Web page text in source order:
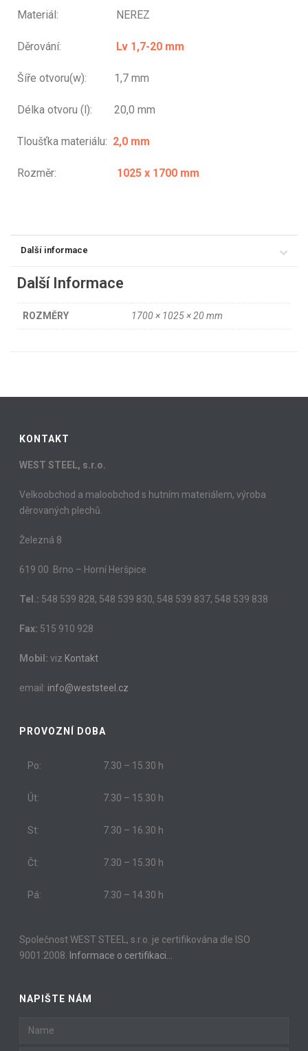
Materiál: NEREZ
Děrování: Lv 1,7-20 mm
Šíře otvoru(w): 1,7 mm
Délka otvoru (l): 20,0 mm
Tloušťka materiálu: 2,0 mm
Rozměr: 1025 x 1700 mm
Další informace
Další Informace
ROZMĚRY 1700 × 1025 × 20 mm
KONTAKT
WEST STEEL, s.r.o.
Velkoobchod a maloobchod s hutním materiálem, výroba
děrovaných plechů.
Železná 8
619 00 Brno – Horní Heršpice
Tel.: 548 539 828, 548 539 830, 548 539 837, 548 539 838
Fax: 515 910 928
Mobil: viz Kontakt
email: info@weststeel.cz
PROVOZNÍ DOBA
Po: 7.30 – 15.30 h
Út: 7.30 – 15.30 h
St: 7.30 – 16.30 h
Čt: 7.30 – 15.30 h
Pá: 7.30 – 14.30 h
Společnost WEST STEEL, s.r.o. je certifikována dle ISO
9001:2008. Informace o certifikaci…
NAPIŠTE NÁM